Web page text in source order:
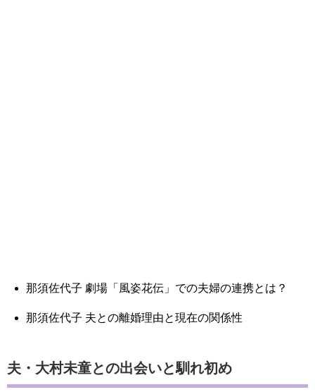
那須佐代子 劇場「風姿花伝」での夫婦の連携とは？
那須佐代子 夫との離婚理由と現在の関係性
夫・大村未童との出会いと馴れ初め